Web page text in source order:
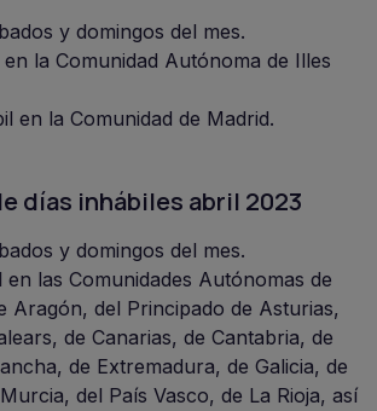
y domingos del mes.
en la Comunidad Autónoma de Illes
en la Comunidad de Madrid.
días inhábiles abril 2023
y domingos del mes.
en las Comunidades Autónomas de
Aragón, del Principado de Asturias,
de Canarias, de Cantabria, de
de Extremadura, de Galicia, de
del País Vasco, de La Rioja, así